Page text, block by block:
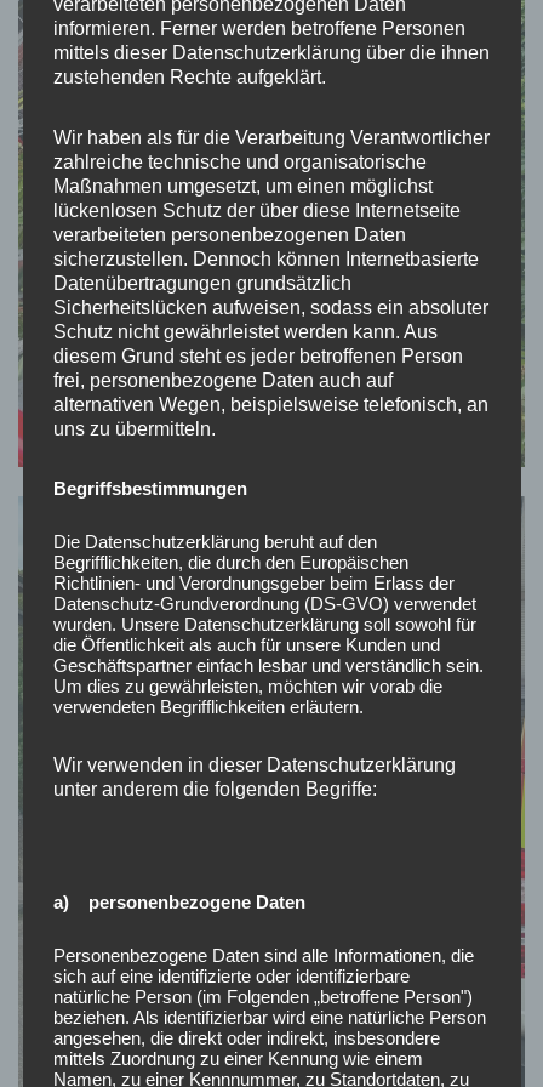
informieren. Ferner werden betroffene Personen
mittels dieser Datenschutzerklärung über die ihnen
zustehenden Rechte aufgeklärt.
Wir haben als für die Verarbeitung Verantwortlicher
zahlreiche technische und organisatorische
Maßnahmen umgesetzt, um einen möglichst
lückenlosen Schutz der über diese Internetseite
verarbeiteten personenbezogenen Daten
sicherzustellen. Dennoch können Internetbasierte
Datenübertragungen grundsätzlich
Sicherheitslücken aufweisen, sodass ein absoluter
Schutz nicht gewährleistet werden kann. Aus
diesem Grund steht es jeder betroffenen Person
frei, personenbezogene Daten auch auf
alternativen Wegen, beispielsweise telefonisch, an
uns zu übermitteln.
Begriffsbestimmungen
Die Datenschutzerklärung beruht auf den
Begrifflichkeiten, die durch den Europäischen
Richtlinien- und Verordnungsgeber beim Erlass der
Datenschutz-Grundverordnung (DS-GVO) verwendet
wurden. Unsere Datenschutzerklärung soll sowohl für
die Öffentlichkeit als auch für unsere Kunden und
Geschäftspartner einfach lesbar und verständlich sein.
Um dies zu gewährleisten, möchten wir vorab die
verwendeten Begrifflichkeiten erläutern.
Wir verwenden in dieser Datenschutzerklärung
unter anderem die folgenden Begriffe:
a) personenbezogene Daten
Personenbezogene Daten sind alle Informationen, die
sich auf eine identifizierte oder identifizierbare
natürliche Person (im Folgenden „betroffene Person")
beziehen. Als identifizierbar wird eine natürliche Person
angesehen, die direkt oder indirekt, insbesondere
mittels Zuordnung zu einer Kennung wie einem
Namen, zu einer Kennnummer, zu Standortdaten, zu